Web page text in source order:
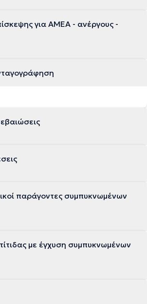
για ΑΜΕΑ - ανέργους -
παράγοντες συμπυκνωμένων
με έγχυση συμπυκνωμένων